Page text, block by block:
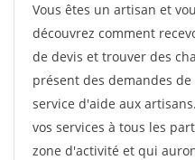
Vous êtes un artisan et
découvrez comment
de devis et trouver des
présent des demandes
service d'aide aux
vos services à tous les
zone d'activité et qui